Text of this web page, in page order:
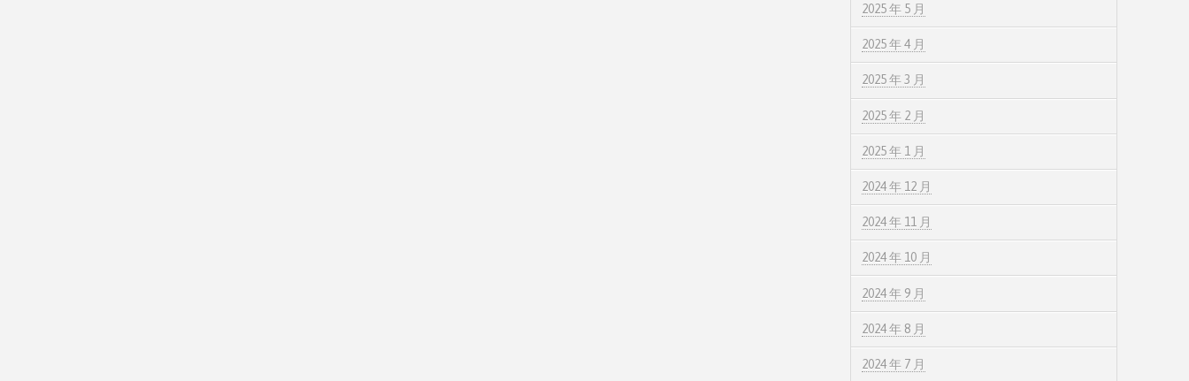
2025 年 5 月
2025 年 4 月
2025 年 3 月
2025 年 2 月
2025 年 1 月
2024 年 12 月
2024 年 11 月
2024 年 10 月
2024 年 9 月
2024 年 8 月
2024 年 7 月